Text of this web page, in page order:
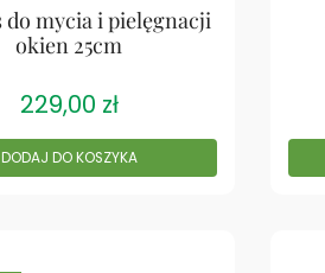
do mycia i pielęgnacji
okien 25cm
229,00 zł
DODAJ DO KOSZYKA